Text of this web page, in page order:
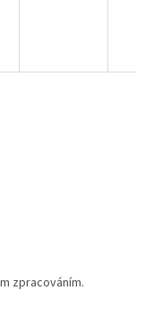
zpracováním.